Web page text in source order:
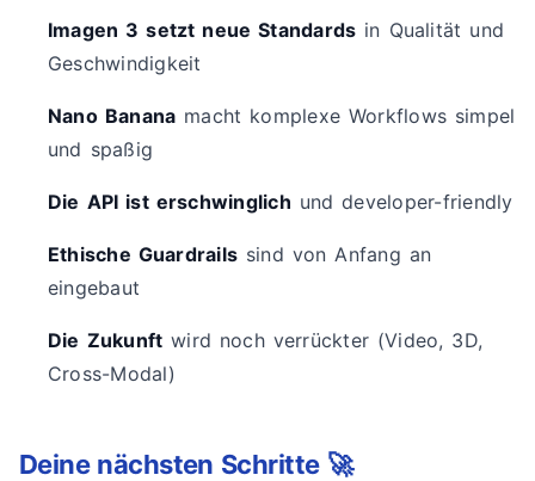
Imagen 3 setzt neue Standards in Qualität und
Geschwindigkeit
Nano Banana macht komplexe Workflows simpel
und spaßig
Die API ist erschwinglich und developer-friendly
Ethische Guardrails sind von Anfang an
eingebaut
Die Zukunft wird noch verrückter (Video, 3D,
Cross-Modal)
Deine nächsten Schritte 🚀